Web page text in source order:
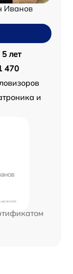
Иванов
5 лет
470
и